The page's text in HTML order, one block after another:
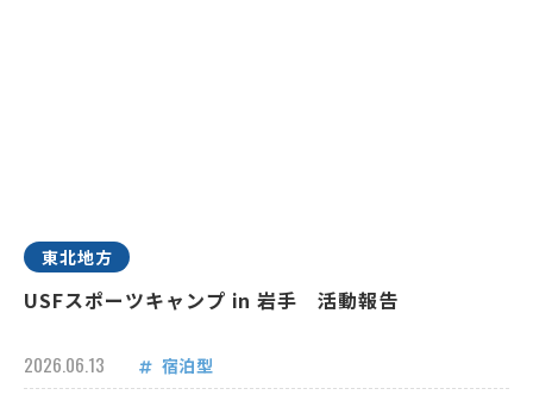
東北地方
USFスポーツキャンプ in 岩手 活動報告
2026.06.13 宿泊型